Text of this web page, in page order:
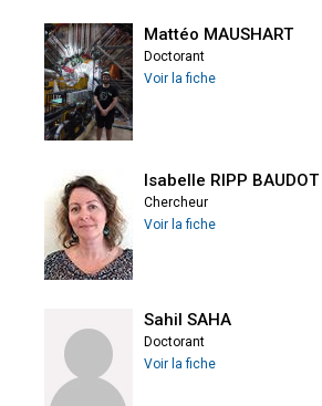
Mattéo MAUSHART
Doctorant
Voir la fiche
Isabelle RIPP BAUDOT
Chercheur
Voir la fiche
Sahil SAHA
Doctorant
Voir la fiche